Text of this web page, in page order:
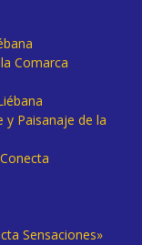
Comarca
y Paisanaje de la
Sensaciones»